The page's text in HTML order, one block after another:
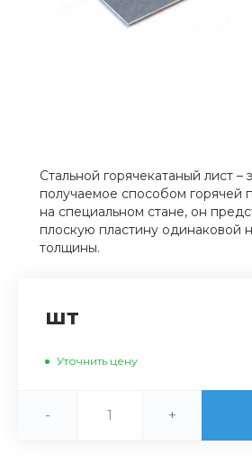
Стальной горячекатаный лист –
получаемое способом горячей
на специальном стане, он
плоскую пластину одинаковой
толщины.
шт
Уточнить цену
- +